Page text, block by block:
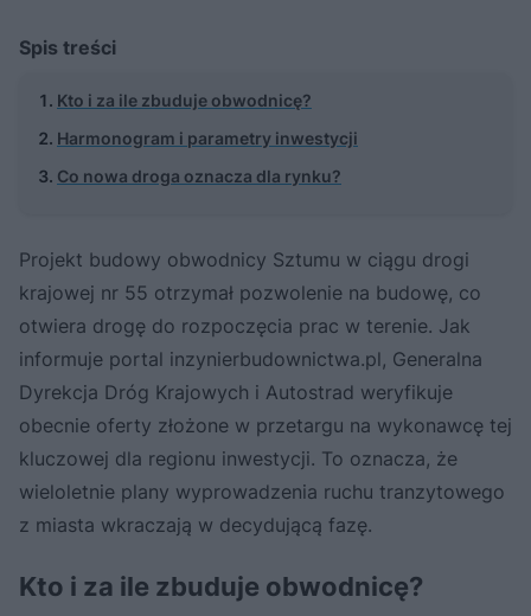
Spis treści
Kto i za ile zbuduje obwodnicę?
Harmonogram i parametry inwestycji
Co nowa droga oznacza dla rynku?
Projekt budowy obwodnicy Sztumu w ciągu drogi
krajowej nr 55 otrzymał pozwolenie na budowę, co
otwiera drogę do rozpoczęcia prac w terenie. Jak
informuje portal inzynierbudownictwa.pl, Generalna
Dyrekcja Dróg Krajowych i Autostrad weryfikuje
obecnie oferty złożone w przetargu na wykonawcę tej
kluczowej dla regionu inwestycji. To oznacza, że
wieloletnie plany wyprowadzenia ruchu tranzytowego
z miasta wkraczają w decydującą fazę.
Kto i za ile zbuduje obwodnicę?